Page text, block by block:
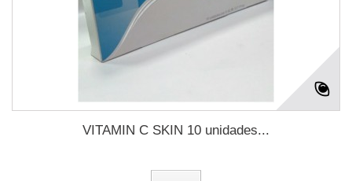
VITAMIN C SKIN 10 unidades...